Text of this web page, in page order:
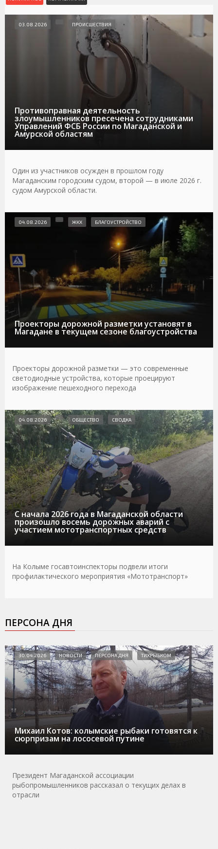
Противоправная деятельность
злоумышленников пресечена сотрудниками
Управлений ФСБ России по Магаданской и
Амурской областям
03.08.2026 ПРОИСШЕСТВИЯ
Один из участников осужден в прошлом году
Магаданским городским судом, второй — в июле 2026 г.
судом Амурской области.
Проекторы дорожной разметки установят в
Магадане в текущем сезоне благоустройства
04.08.2026 ЖКХ БЛАГОУСТРОЙСТВО
Проекторы дорожной разметки — это современные
светодиодные устройства, которые проецируют
изображение пешеходного перехода
С начала 2026 года в Магаданской области
произошло восемь дорожных аварий с
участием мототранспортных средств
04.08.2026 ОБЩЕСТВО СВОДКА
На Колыме госавтоинспекторы подвели итоги
профилактического мероприятия «Мототранспорт»
ПЕРСОНА ДНЯ
Михаил Котов: колымские рыбаки готовятся к
сюрпризам на лососевой путине
30.04.2026 НОВОСТИ ПЕРСОНА ДНЯ ТИХРЫБКОМ
Президент Магаданской ассоциации
рыбопромышленников рассказал о текущих делах в
отрасли